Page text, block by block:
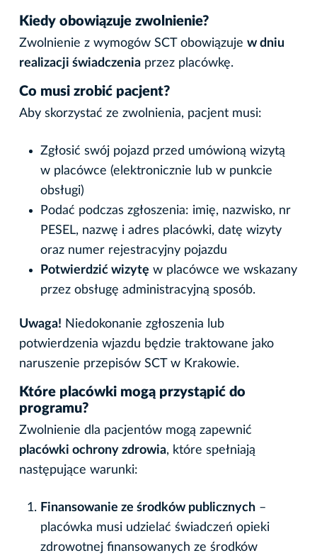
Kiedy obowiązuje zwolnienie?
Zwolnienie z wymogów SCT obowiązuje w dniu
realizacji świadczenia przez placówkę.
Co musi zrobić pacjent?
Aby skorzystać ze zwolnienia, pacjent musi:
Zgłosić swój pojazd przed umówioną wizytą
w placówce (elektronicznie lub w punkcie
obsługi)
Podać podczas zgłoszenia: imię, nazwisko, nr
PESEL, nazwę i adres placówki, datę wizyty
oraz numer rejestracyjny pojazdu
Potwierdzić wizytę w placówce we wskazany
przez obsługę administracyjną sposób.
Uwaga! Niedokonanie zgłoszenia lub
potwierdzenia wjazdu będzie traktowane jako
naruszenie przepisów SCT w Krakowie.
Które placówki mogą przystąpić do
programu?
Zwolnienie dla pacjentów mogą zapewnić
placówki ochrony zdrowia, które spełniają
następujące warunki:
Finansowanie ze środków publicznych –
placówka musi udzielać świadczeń opieki
zdrowotnej finansowanych ze środków